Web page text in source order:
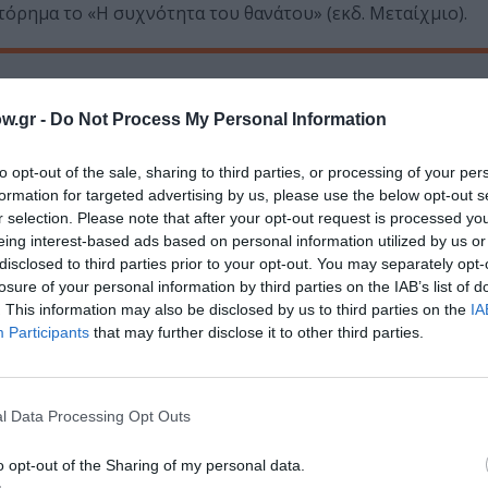
- Do Not Process My Personal Information
opt-out of the sale, sharing to third parties, or processing of your
for targeted advertising by us, please use the below opt-out
selection. Please note that after your opt-out request is processed
interest-based ads based on personal information utilized by us
to third parties prior to your opt-out. You may separately
of your personal information by third parties on the IAB’s list of
This information may also be disclosed by us to third parties on the
Participants that may further disclose it to other third parties.
Data Processing Opt Outs
opt-out of the Sharing of my personal data.
το «Η συχνότητα του θανάτου» (εκδ. Μεταίχμιο).
Αμαξοστοιχία-Θέατρο το Τρένο στο Ρουφ, Σιδ.
Κωνσταντινουπόλεως
Προπώληση:
www.viva.gr